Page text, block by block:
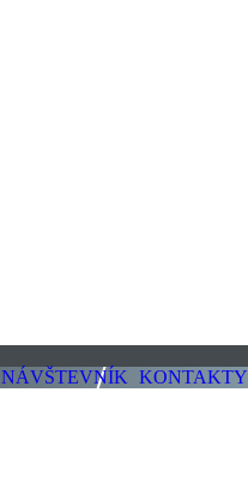
NÁVŠTEVNÍK KONTAKTY